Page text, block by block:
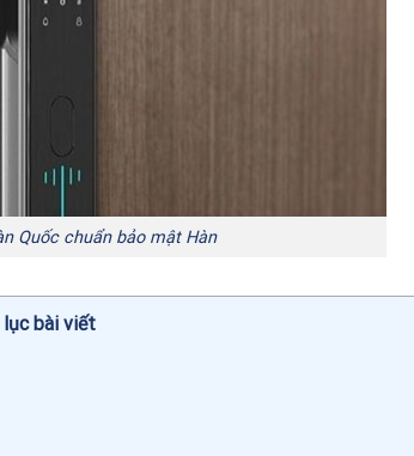
Quốc chuẩn bảo mật Hàn
lục bài viết